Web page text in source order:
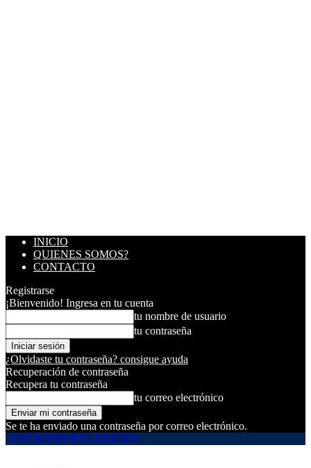
INICIO
QUIENES SOMOS?
CONTACTO
Registrarse
¡Bienvenido! Ingresa en tu cuenta
tu nombre de usuario
tu contraseña
¿Olvidaste tu contraseña? consigue ayuda
Recuperación de contraseña
Recupera tu contraseña
tu correo electrónico
Se te ha enviado una contraseña por correo electrónico.
UNIVERSO MULTIMEDIA